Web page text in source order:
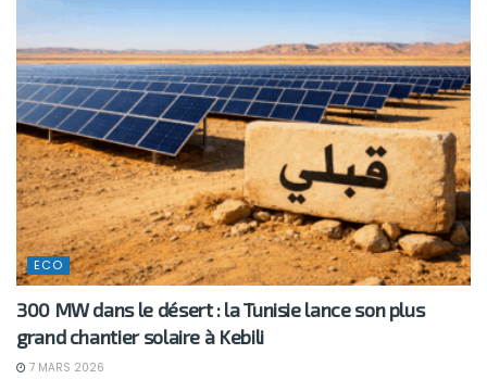
ECO
300 MW dans le désert : la Tunisie lance son plus
grand chantier solaire à Kebili
7 MARS 2026